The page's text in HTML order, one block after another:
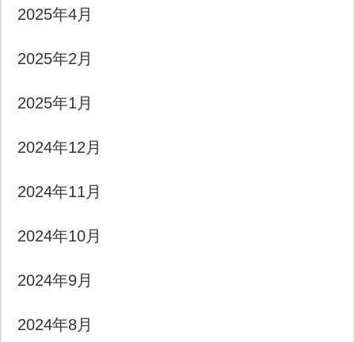
2025年4月
2025年2月
2025年1月
2024年12月
2024年11月
2024年10月
2024年9月
2024年8月